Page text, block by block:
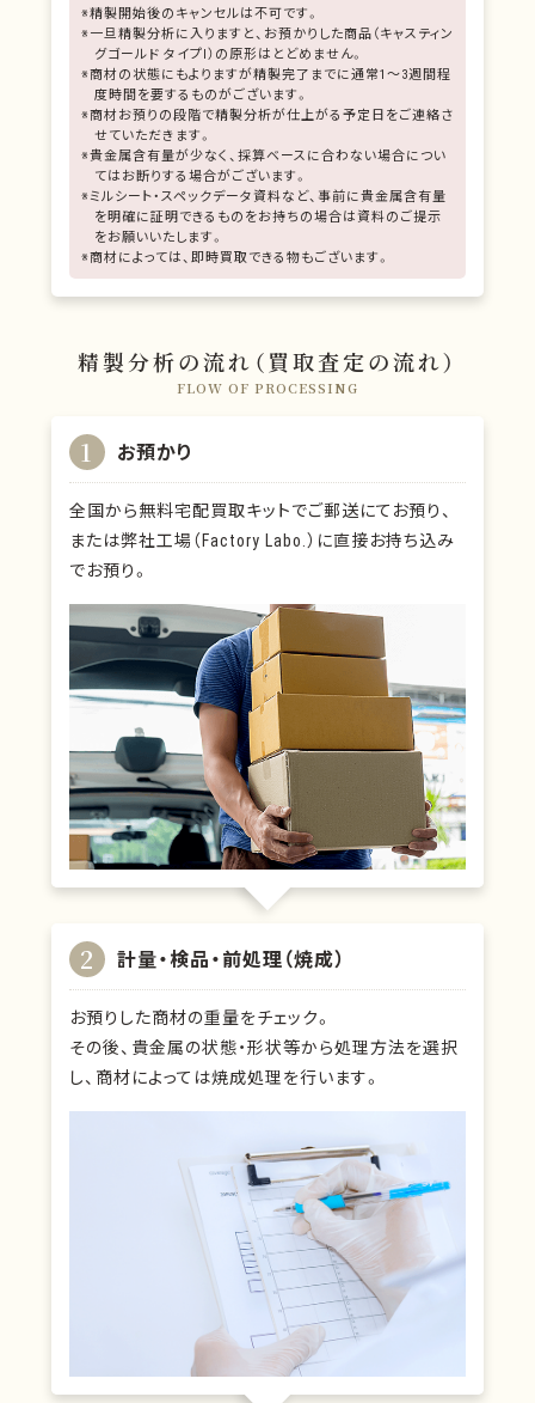
※精製開始後のキャンセルは不可です。
※一旦精製分析に入りますと、お預かりした商品（キャスティン
グゴールド タイプⅠ）の原形はとどめません。
※商材の状態にもよりますが精製完了までに通常1～3週間程
度時間を要するものがございます。
※商材お預りの段階で精製分析が仕上がる予定日をご連絡さ
せていただきます。
※貴金属含有量が少なく、採算ベースに合わない場合につい
てはお断りする場合がございます。
※ミルシート・スペックデータ資料など、事前に貴金属含有量
を明確に証明できるものをお持ちの場合は資料のご提示
をお願いいたします。
※商材によっては、即時買取できる物もございます。
精製分析の流れ（買取査定の流れ）
FLOW OF PROCESSING
1 お預かり
全国から無料宅配買取キットでご郵送にてお預り、
または弊社工場（Factory Labo.）に直接お持ち込み
でお預り。
2 計量・検品・前処理（焼成）
お預りした商材の重量をチェック。
その後、貴金属の状態・形状等から処理方法を選択
し、商材によっては焼成処理を行います。